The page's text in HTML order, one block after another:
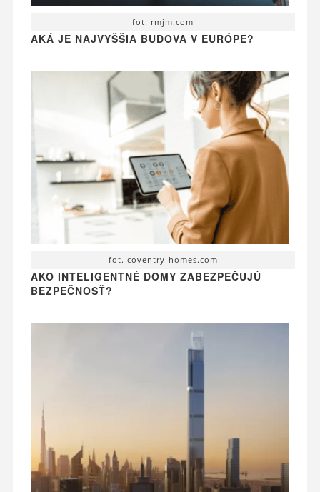
fot. rmjm.com
AKÁ JE NAJVYŠŠIA BUDOVA V EURÓPE?
fot. coventry-homes.com
AKO INTELIGENTNÉ DOMY ZABEZPEČUJÚ
BEZPEČNOSŤ?